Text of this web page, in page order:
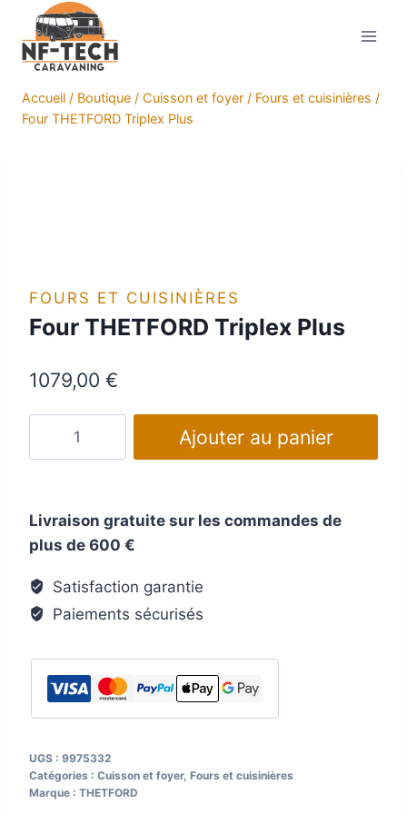
contenu
Accueil / Boutique / Cuisson et foyer / Fours et cuisinières /
Four THETFORD Triplex Plus
FOURS ET CUISINIÈRES
Four THETFORD Triplex Plus
1079,00 €
Triplex
Plus
Ajouter au panier
Livraison gratuite sur les commandes de
plus de 600 €
Satisfaction garantie
Paiements sécurisés
UGS : 9975332
Catégories : Cuisson et foyer, Fours et cuisinières
Marque : THETFORD